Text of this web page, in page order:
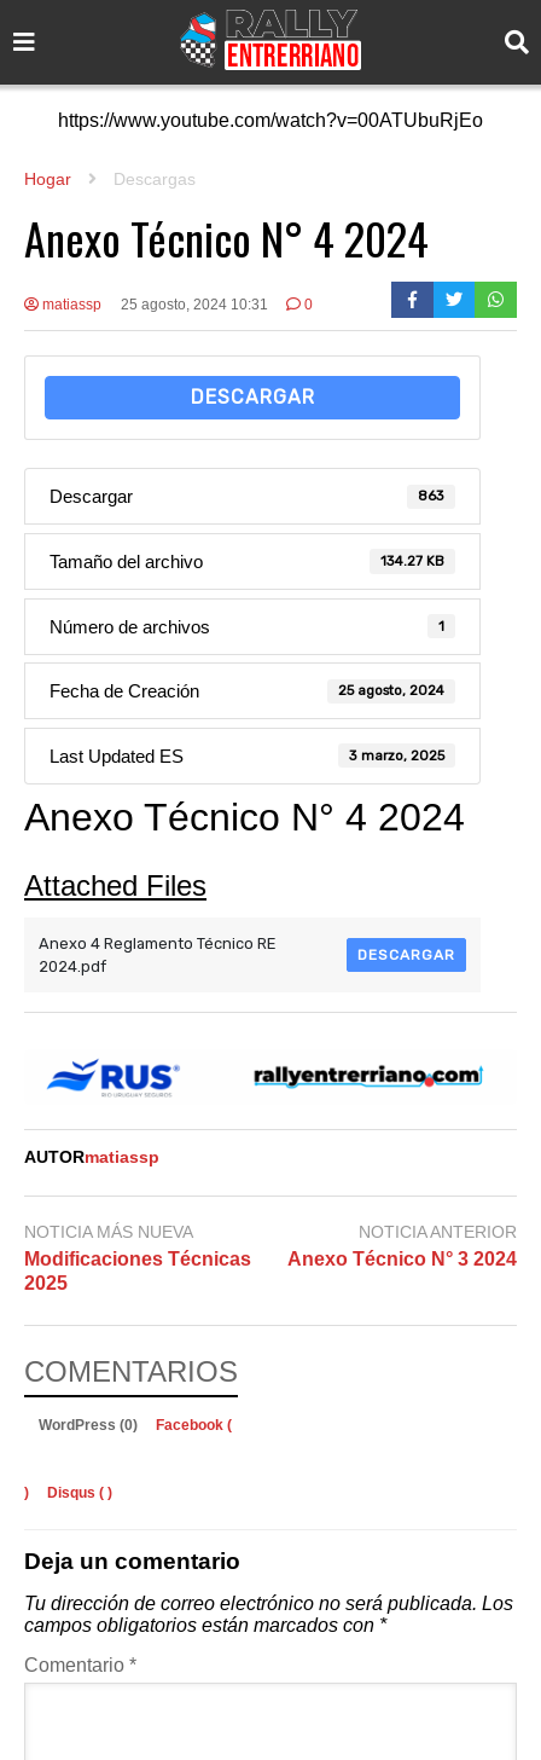
https://www.youtube.com/watch?v=00ATUbuRjEo
Hogar Descargas
Anexo Técnico N° 4 2024
matiassp 25 agosto, 2024 10:31 0
DESCARGAR
Descargar 863
Tamaño del archivo 134.27 KB
Número de archivos 1
Fecha de Creación 25 agosto, 2024
Last Updated ES 3 marzo, 2025
Anexo Técnico N° 4 2024
Attached Files
Anexo 4 Reglamento Técnico RE
2024.pdf
DESCARGAR
AUTORmatiassp
NOTICIA MÁS NUEVA
Modificaciones Técnicas
2025
NOTICIA ANTERIOR
Anexo Técnico N° 3 2024
COMENTARIOS
WordPress (0) Facebook (
) Disqus ( )
Deja un comentario
Tu dirección de correo electrónico no será publicada. Los
campos obligatorios están marcados con *
Comentario *